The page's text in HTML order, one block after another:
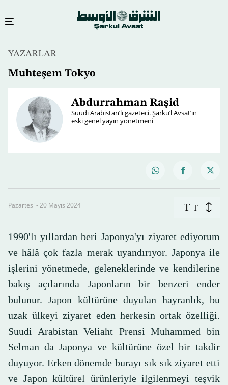
YAZARLAR
Muhteşem Tokyo
Abdurrahman Raşid
Suudi Arabistan’lı gazeteci. Şarku’l Avsat’ın
eski genel yayın yönetmeni
Pazartesi - 20 Mayıs 2024 T T
1990'lı yıllardan beri Japonya'yı ziyaret ediyorum
ve hâlâ çok fazla merak uyandırıyor. Japonya ile
işlerini yönetmede, geleneklerinde ve kendilerine
bakış açılarında Japonların bir benzeri ender
bulunur. Japon kültürüne duyulan hayranlık, bu
uzak ülkeyi ziyaret eden herkesin ortak özelliği.
Suudi Arabistan Veliaht Prensi Muhammed bin
Selman da Japonya ve kültürüne özel bir takdir
duyuyor. Erken dönemde burayı sık sık ziyaret etti
ve Japon kültürel ürünleriyle ilgilenmeyi teşvik